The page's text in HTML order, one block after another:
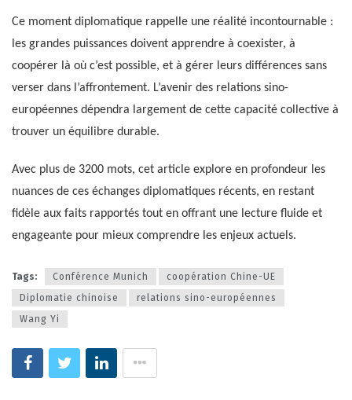
Ce moment diplomatique rappelle une réalité incontournable :
les grandes puissances doivent apprendre à coexister, à
coopérer là où c’est possible, et à gérer leurs différences sans
verser dans l’affrontement. L’avenir des relations sino-
européennes dépendra largement de cette capacité collective à
trouver un équilibre durable.
Avec plus de 3200 mots, cet article explore en profondeur les
nuances de ces échanges diplomatiques récents, en restant
fidèle aux faits rapportés tout en offrant une lecture fluide et
engageante pour mieux comprendre les enjeux actuels.
Tags: Conférence Munich
coopération Chine-UE
Diplomatie chinoise
relations sino-européennes
Wang Yi